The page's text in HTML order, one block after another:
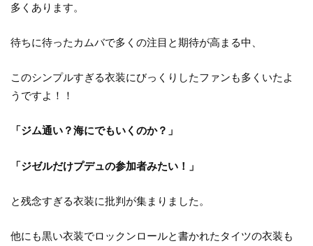
多くあります。
待ちに待ったカムバで多くの注目と期待が高まる中、
このシンプルすぎる衣装にびっくりしたファンも多くいたよ
うですよ！！
「ジム通い？海にでもいくのか？」
「ジゼルだけプデュの参加者みたい！」
と残念すぎる衣装に批判が集まりました。
他にも黒い衣装でロックンロールと書かれたタイツの衣装も